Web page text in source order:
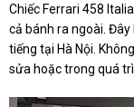
Chiếc Ferrari 458
cả bánh ra ngoài.
tiếng tại Hà Nội.
sửa hoặc trong quá